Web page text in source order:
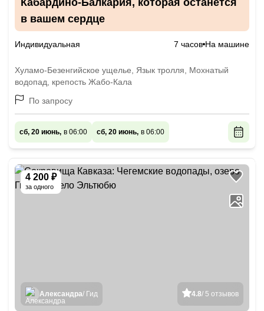
Кабардино-Балкария, которая останется
в вашем сердце
Индивидуальная 7 часов На машине
Хуламо-Безенгийское ущелье, Язык тролля, Мохнатый
водопад, крепость Жабо-Кала
По запросу
сб, 20 июнь, в 06:00 сб, 20 июнь, в 06:00
4 200 ₽
за одного
4.8/ 5 отзывов
Александра/ Гид